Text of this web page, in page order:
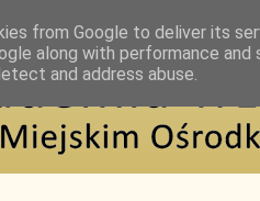
from Google to deliver its
along with performance
and address abuse.